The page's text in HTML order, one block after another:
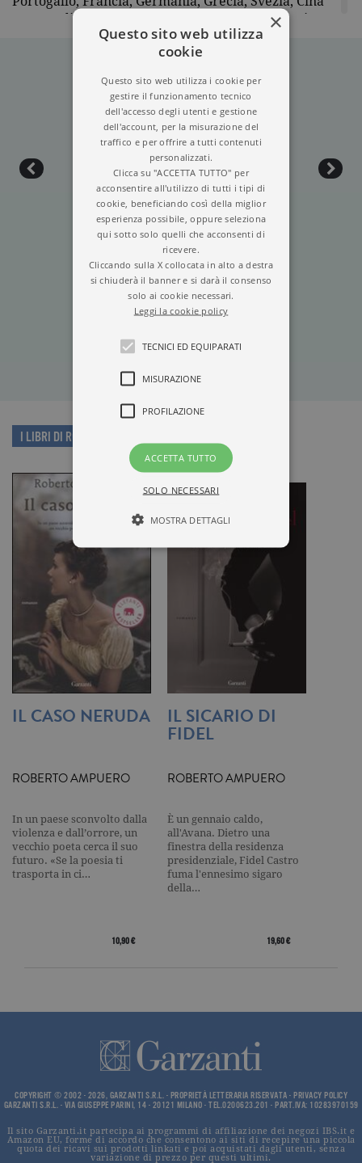
e sono editi in Italia da Garzanti. Attualmente vive
negli Stati Uniti.
IL CASO NERUDA
I LIBRI DI ROBERTO AMPUERO
IL CASO NERUDA
ROBERTO AMPUERO
In un paese sconvolto dalla
violenza e dall’orrore, un
vecchio poeta cerca il suo
futuro. «Se la poesia ti
trasporta in ci…
10,90 €
IL SICARIO DI
FIDEL
ROBERTO AMPUERO
È un gennaio caldo,
all'Avana. Dietro una
finestra della residenza
presidenziale, Fidel Castro
fuma l'ennesimo sigaro
della…
19,60 €
COPYRIGHT © 2002 - 2026, GARZANTI S.R.L. - PROPRIETÀ LETTERARIA RISERVATA - PRIVACY POLICY
GARZANTI S.R.L. - VIA GIUSEPPE PARINI, 14 - 20121 MILANO - TEL.0200623.201 - PART.IVA: 10283970159
Il sito Garzanti.it partecipa ai programmi di affiliazione dei negozi IBS.it e
Amazon EU, forme di accordo che consentono ai siti di recepire una piccola
quota dei ricavi sui prodotti linkati e poi acquistati dagli utenti, senza
variazione di prezzo per questi ultimi.
×
Questo sito web utilizza
cookie
Questo sito web utilizza i cookie per
gestire il funzionamento tecnico
dell'accesso degli utenti e gestione
dell'account, per la misurazione del
traffico e per offrire a tutti contenuti
personalizzati.
Clicca su "ACCETTA TUTTO" per
acconsentire all'utilizzo di tutti i tipi di
cookie, beneficiando così della miglior
esperienza possibile, oppure seleziona
qui sotto solo quelli che acconsenti di
ricevere.
Cliccando sulla X collocata in alto a destra
si chiuderà il banner e si darà il consenso
solo ai cookie necessari.
Leggi la cookie policy
TECNICI ED EQUIPARATI
MISURAZIONE
PROFILAZIONE
ACCETTA TUTTO
SOLO NECESSARI
MOSTRA DETTAGLI
Tecnici ed equiparati
Misurazione
Profilazione
I cookie tecnici sono strettamente
necessari, consentono la funzionalità
del sito Web principale come l'accesso
degli utenti e la gestione dell'account. Il
sito Web non può essere utilizzato
correttamente senza i cookie
strettamente necessari. Col rispetto
delle condizioni previste dal Garante, i
cookie analitici sono equiparati ai
_gid
.garzanti.it
frequenza
richieste,
raccolta di
su siti ad
traffico.